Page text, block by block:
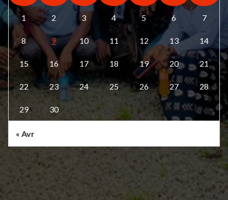
1 2 3 4 5 6 7
8 9 10 11 12 13 14
15 16 17 18 19 20 21
22 23 24 25 26 27 28
29 30
« Avr